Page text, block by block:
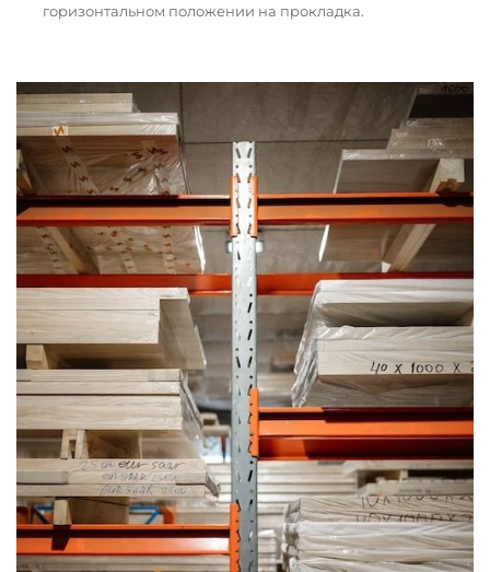
горизонтальном положении на прокладка.